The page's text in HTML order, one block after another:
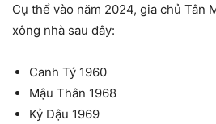
Cụ thể vào năm 2024, gia chủ Tân
xông nhà sau đây:
Canh Tý 1960
Mậu Thân 1968
Kỷ Dậu 1969